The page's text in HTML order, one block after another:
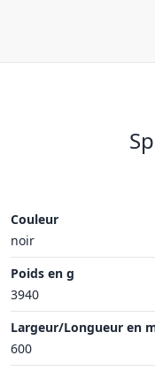
Couleur
noir
Poids en g
3940
Largeur/Longueur en
600